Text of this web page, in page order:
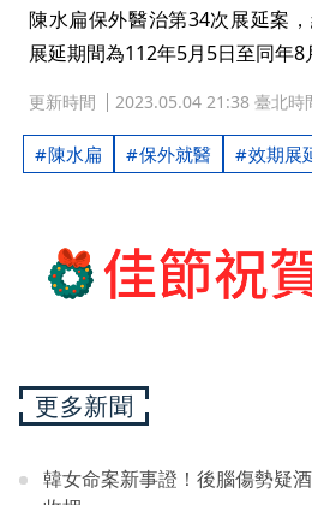
陳水扁保外醫治第34次展延案
展延期間為112年5月5日至同年8
更新時間 2023.05.04 21:38 臺北時
陳水扁 保外就醫 效期展
更多新聞
韓女命案新事證！後腦傷勢疑